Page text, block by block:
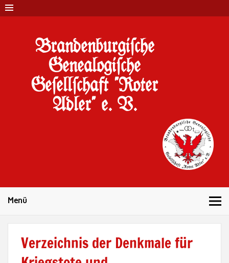
Brandenburgi#che
Genealogi#che
Ge#ell#chaft "Roter
Adler" e. V.
Menü
Verzeichnis der Denkmale für